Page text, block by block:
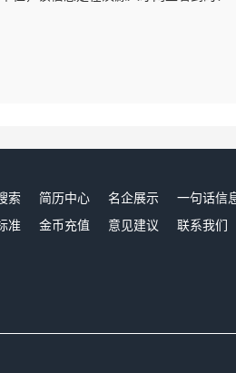
索 简历中心 名企展示 一句话信
准
金币充值 意见建议 联系我们